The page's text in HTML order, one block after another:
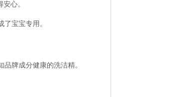
心。
宝宝专用。
牌成分健康的洗洁精。